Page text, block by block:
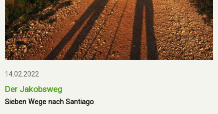
14.02.2022
Der Jakobsweg
Sieben Wege nach Santiago